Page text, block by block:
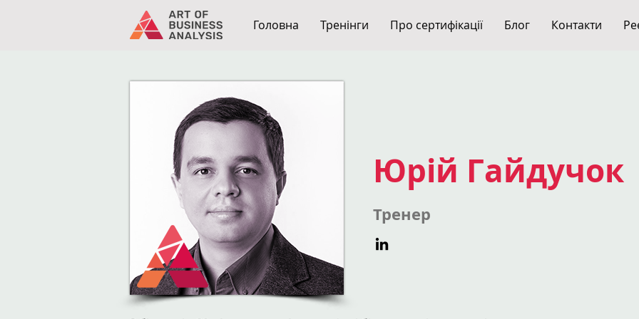
Головна Тренінги Про сертифікації Блог Контакти
Юрій Гайдучок
Тренер